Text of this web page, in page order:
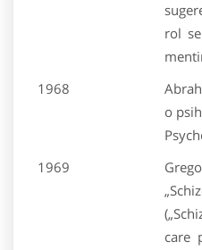
rol
1968
o
1969
care